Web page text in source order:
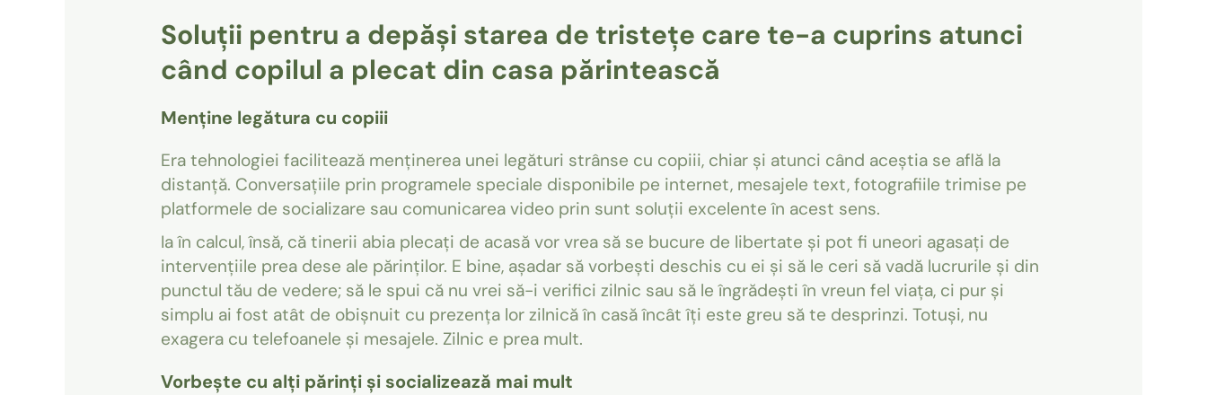
Soluții pentru a depăși starea de tristețe care te-a cuprins atunci
când copilul a plecat din casa părintească
Menține legătura cu copiii
Era tehnologiei facilitează menținerea unei legături strânse cu copiii, chiar și atunci când aceștia se află la
distanță. Conversațiile prin programele speciale disponibile pe internet, mesajele text, fotografiile trimise pe
platformele de socializare sau comunicarea video prin sunt soluții excelente în acest sens.
Ia în calcul, însă, că tinerii abia plecați de acasă vor vrea să se bucure de libertate și pot fi uneori agasați de
intervențiile prea dese ale părinților. E bine, așadar să vorbești deschis cu ei și să le ceri să vadă lucrurile și din
punctul tău de vedere; să le spui că nu vrei să-i verifici zilnic sau să le îngrădești în vreun fel viața, ci pur și
simplu ai fost atât de obișnuit cu prezența lor zilnică în casă încât îți este greu să te desprinzi. Totuși, nu
exagera cu telefoanele și mesajele. Zilnic e prea mult.
Vorbește cu alți părinți și socializează mai mult